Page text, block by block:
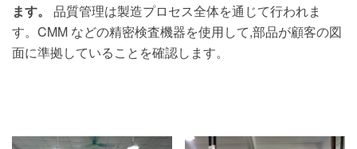
ます。 品質管理は製造プロセス全体を通じて行われま
す。CMM などの精密検査機器を使用して,部品が顧客の図
面に準拠していることを確認します。